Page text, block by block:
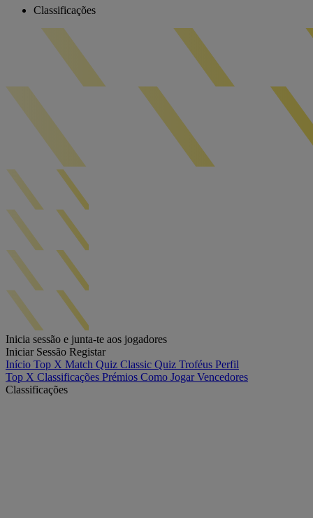
Classificações
Inicia sessão e junta-te aos jogadores
Iniciar Sessão Registar
Início Top X Match Quiz Classic Quiz Troféus Perfil
Top X Classificações Prémios Como JogarVencedores
Classificações